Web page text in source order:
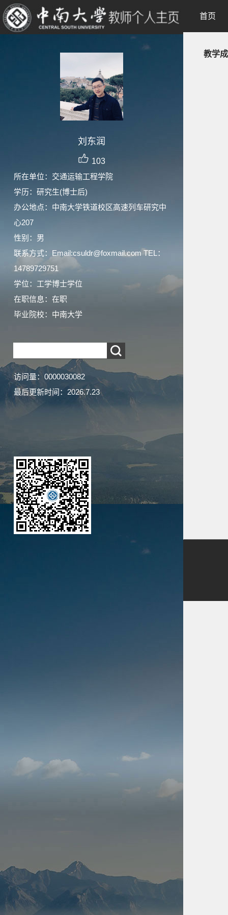
刘东润
103
所在单位：交通运输工程学院
学历：研究生(博士后)
办公地点：中南大学铁道校区高速列车研究中
心207
性别：男
联系方式：Email:csuldr@foxmail.com TEL：
14789729751
学位：工学博士学位
在职信息：在职
毕业院校：中南大学
访问量： 0000030082
最后更新时间： 2026.7.23
首页
教学